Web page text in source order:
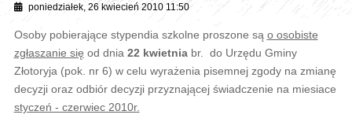
poniedziałek, 26 kwiecień 2010 11:50
Osoby pobierające stypendia szkolne proszone są o osobiste
zgłaszanie się od dnia 22 kwietniabr. do Urzędu Gminy
Złotoryja (pok. nr 6) w celu wyrażenia pisemnej zgody na zmianę
decyzji oraz odbiór decyzji przyznającej świadczenie na miesiace
styczeń - czerwiec 2010r.